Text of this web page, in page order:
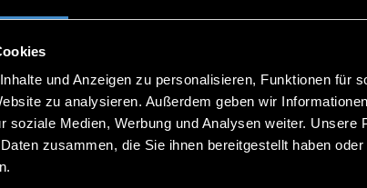
und Anzeigen zu personalisieren, Funktionen für
zu analysieren. Außerdem geben wir
soziale Medien, Werbung und Analysen weiter. Unsere
zusammen, die Sie ihnen bereitgestellt haben